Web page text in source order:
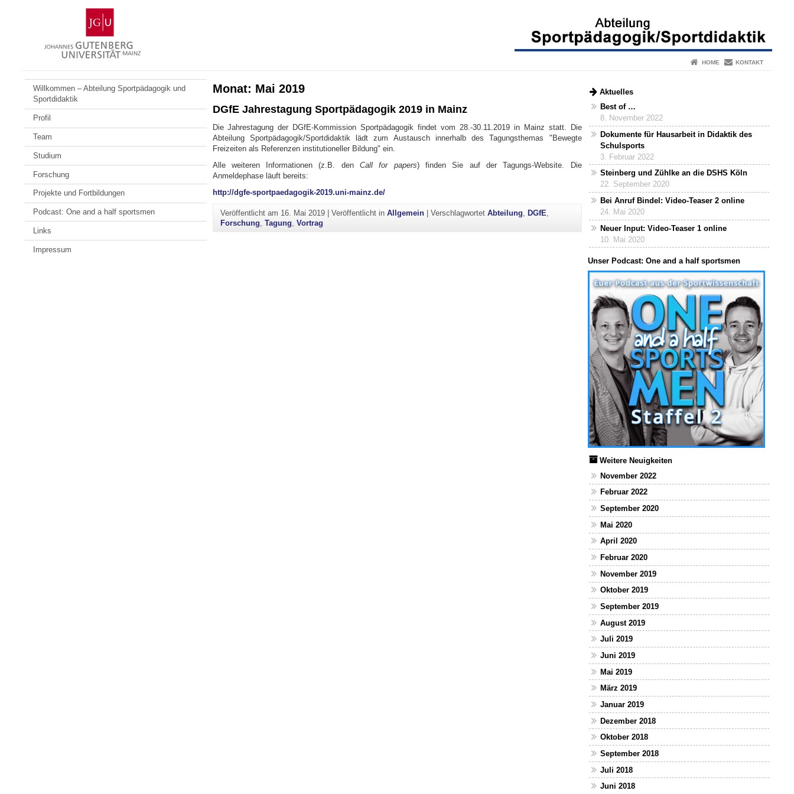
Gutenberg-
Universität
Mainz
HOME KONTAKT
Willkommen – Abteilung Sportpädagogik und
Sportdidaktik
Profil
Team
Studium
Forschung
Projekte und Fortbildungen
Podcast: One and a half sportsmen
Links
Impressum
Monat: Mai 2019
DGfE Jahrestagung Sportpädagogik 2019 in Mainz
Die Jahrestagung der DGfE-Kommission Sportpädagogik findet vom 28.-30.11.2019 in Mainz statt. Die
Abteilung Sportpädagogik/Sportdidaktik lädt zum Austausch innerhalb des Tagungsthemas "Bewegte
Freizeiten als Referenzen institutioneller Bildung" ein.
Alle weiteren Informationen (z.B. denCall for papers) finden Sie auf der Tagungs-Website. Die
Anmeldephase läuft bereits:
http://dgfe-sportpaedagogik-2019.uni-mainz.de/
Veröffentlicht am 16. Mai 2019 |Veröffentlicht inAllgemein |VerschlagwortetAbteilung, DGfE,
Forschung,Tagung,Vortrag
Aktuelles
Best of …
8. November 2022
Dokumente für Hausarbeit in Didaktik des
Schulsports
3. Februar 2022
Steinberg und Zühlke an die DSHS Köln
22. September 2020
Bei Anruf Bindel: Video-Teaser 2 online
24. Mai 2020
Neuer Input: Video-Teaser 1 online
10. Mai 2020
Unser Podcast: One and a half sportsmen
Weitere Neuigkeiten
November 2022
Februar 2022
September 2020
Mai 2020
April 2020
Februar 2020
November 2019
Oktober 2019
September 2019
August 2019
Juli 2019
Juni 2019
Mai 2019
März 2019
Januar 2019
Dezember 2018
Oktober 2018
September 2018
Juli 2018
Juni 2018